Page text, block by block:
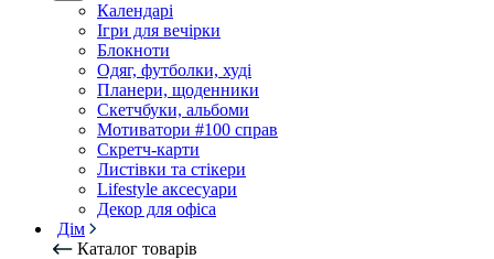
Календарі
Ігри для вечірки
Блокноти
Одяг, футболки, худі
Планери, щоденники
Скетчбуки, альбоми
Мотиватори #100 справ
Скретч-карти
Листівки та стікери
Lifestyle аксесуари
Декор для офіса
Дім
Каталог товарів